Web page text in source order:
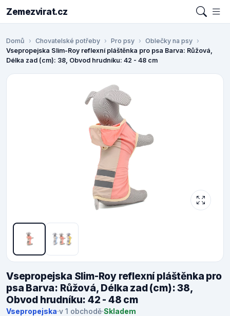
Zemezvirat.cz
Domů Chovatelské potřeby Pro psy
Oblečky na psy
Vsepropejska Slim-Roy reflexní pláštěnka pro psa Barva: Růžová,
Délka zad (cm): 38, Obvod hrudníku: 42 - 48 cm
Vsepropejska Slim-Roy reflexní pláštěnka pro
psa Barva: Růžová, Délka zad (cm): 38,
Obvod hrudníku: 42 - 48 cm
Vsepropejska·v 1 obchodě·Skladem